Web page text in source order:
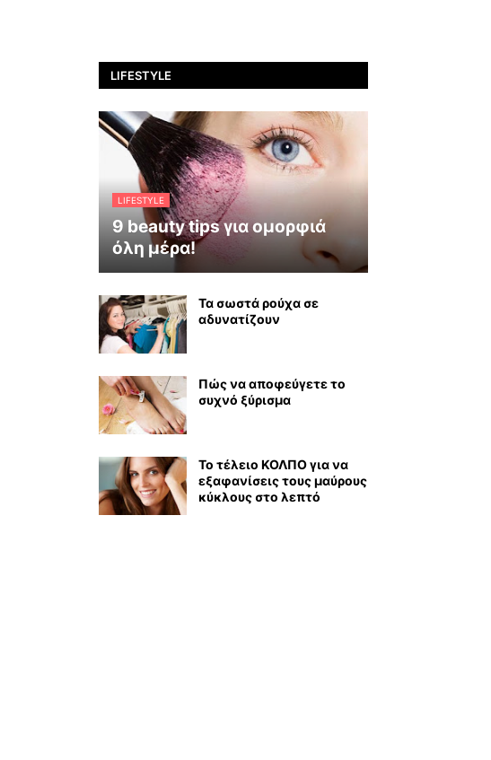
LIFESTYLE
LIFESTYLE
9 beauty tips για ομορφιά
όλη μέρα!
Τα σωστά ρούχα σε
αδυνατίζουν
Πώς να αποφεύγετε το
συχνό ξύρισμα
Το τέλειο ΚΟΛΠΟ για να
εξαφανίσεις τους μαύρους
κύκλους στο λεπτό